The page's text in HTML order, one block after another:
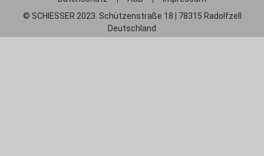
© SCHIESSER 2023. Schützenstraße 18 | 78315 Radolfzell
Deutschland